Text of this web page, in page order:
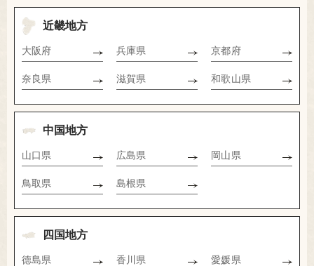
近畿地方
大阪府 兵庫県 京都府
奈良県 滋賀県 和歌山県
中国地方
山口県 広島県 岡山県
鳥取県 島根県
四国地方
徳島県 香川県 愛媛県